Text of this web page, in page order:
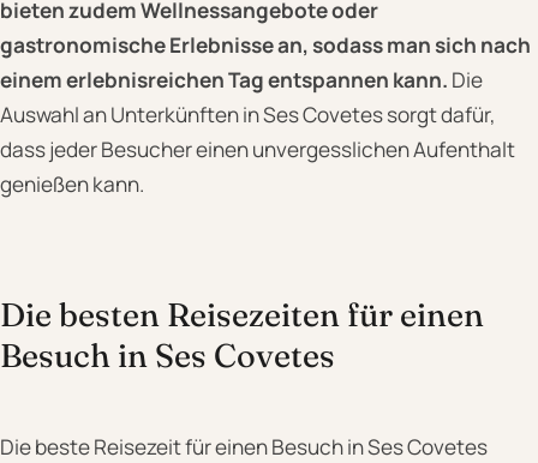
bieten zudem Wellnessangebote oder
gastronomische Erlebnisse an, sodass man sich nach
einem erlebnisreichen Tag entspannen kann. Die
Auswahl an Unterkünften in Ses Covetes sorgt dafür,
dass jeder Besucher einen unvergesslichen Aufenthalt
genießen kann.
Die besten Reisezeiten für einen
Besuch in Ses Covetes
Die beste Reisezeit für einen Besuch in Ses Covetes